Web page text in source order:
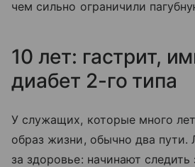
чем сильно ограничили
10 лет: гастрит,
диабет 2-го типа
У служащих, которые много
образ жизни, обычно два пути.
за здоровье: начинают следить